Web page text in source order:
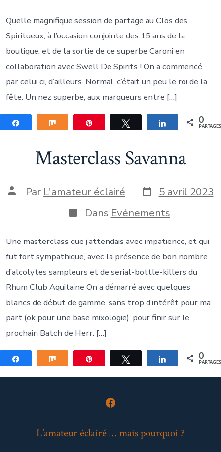
Quelle magnifique session de partage au Clos des
Spiritueux, à l’occasion conjointe des 15 ans de la
boutique, et de la sortie de ce superbe Caroni en
collaboration avec Swell De Spirits ! On a commencé
par celui ci, d’ailleurs. Normal, c’était un peu le roi de la
fête. Un nez superbe, aux marqueurs entre […]
Partagez Partagez Tweetez Partagez 0
PARTAGES
Masterclass Savanna
Auteur
Par L'amateur éclairé Date
de
publication
5 avril 2023
Catégories
Dans Evénements
Une masterclass que j’attendais avec impatience, et qui
fut fort sympathique, avec la présence de bon nombre
d’alcolytes sampleurs et de serial-bottle-killers du
Rhum Club Aquitaine On a démarré avec quelques
blancs de début de gamme, sans trop d’intérêt pour ma
part (ok pour une base mixologie), pour finir sur le
prochain Batch de Herr. […]
Partagez Partagez Tweetez Partagez 0
PARTAGES
Open
in
L’amateur éclairé … mais pourquoi ?